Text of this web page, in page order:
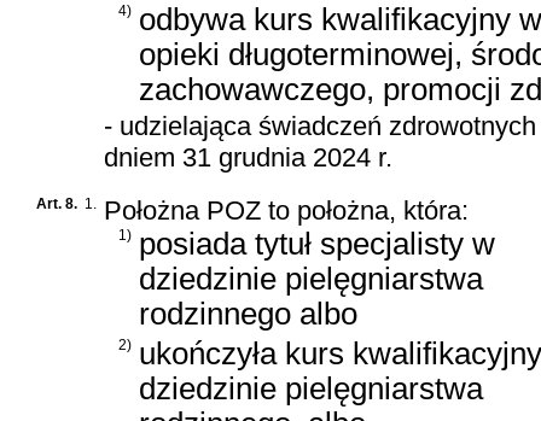
4) odbywa kurs kwalifikacyjny
opieki długoterminowej,
zachowawczego, promocji
- udzielająca świadczeń
dniem 31 grudnia 2024 r.
Art. 8. 1. Położna POZ to położna, która:
1) posiada tytuł specjalisty w
dziedzinie pielęgniarstwa
rodzinnego albo
2) ukończyła kurs
dziedzinie pielęgniarstwa